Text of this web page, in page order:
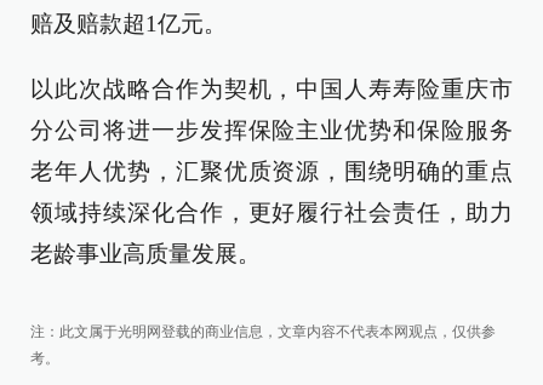
赔及赔款超1亿元。
以此次战略合作为契机，中国人寿寿险重庆市
分公司将进一步发挥保险主业优势和保险服务
老年人优势，汇聚优质资源，围绕明确的重点
领域持续深化合作，更好履行社会责任，助力
老龄事业高质量发展。
注：此文属于光明网登载的商业信息，文章内容不代表本网观点，仅供参
考。